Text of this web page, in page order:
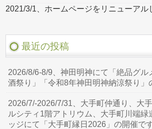
2021/3/1、ホームページをリニューアル
最近の投稿
2026/8/6-8/9、神田明神にて「絶品グ
酒祭り」「令和8年神田明神納涼祭り」
2026/7/-2026/7/31、大手町仲通り、大
ルシティ1階アトリウム、大手町川端緑
ッジにて「大手町縁日2026」の開催です